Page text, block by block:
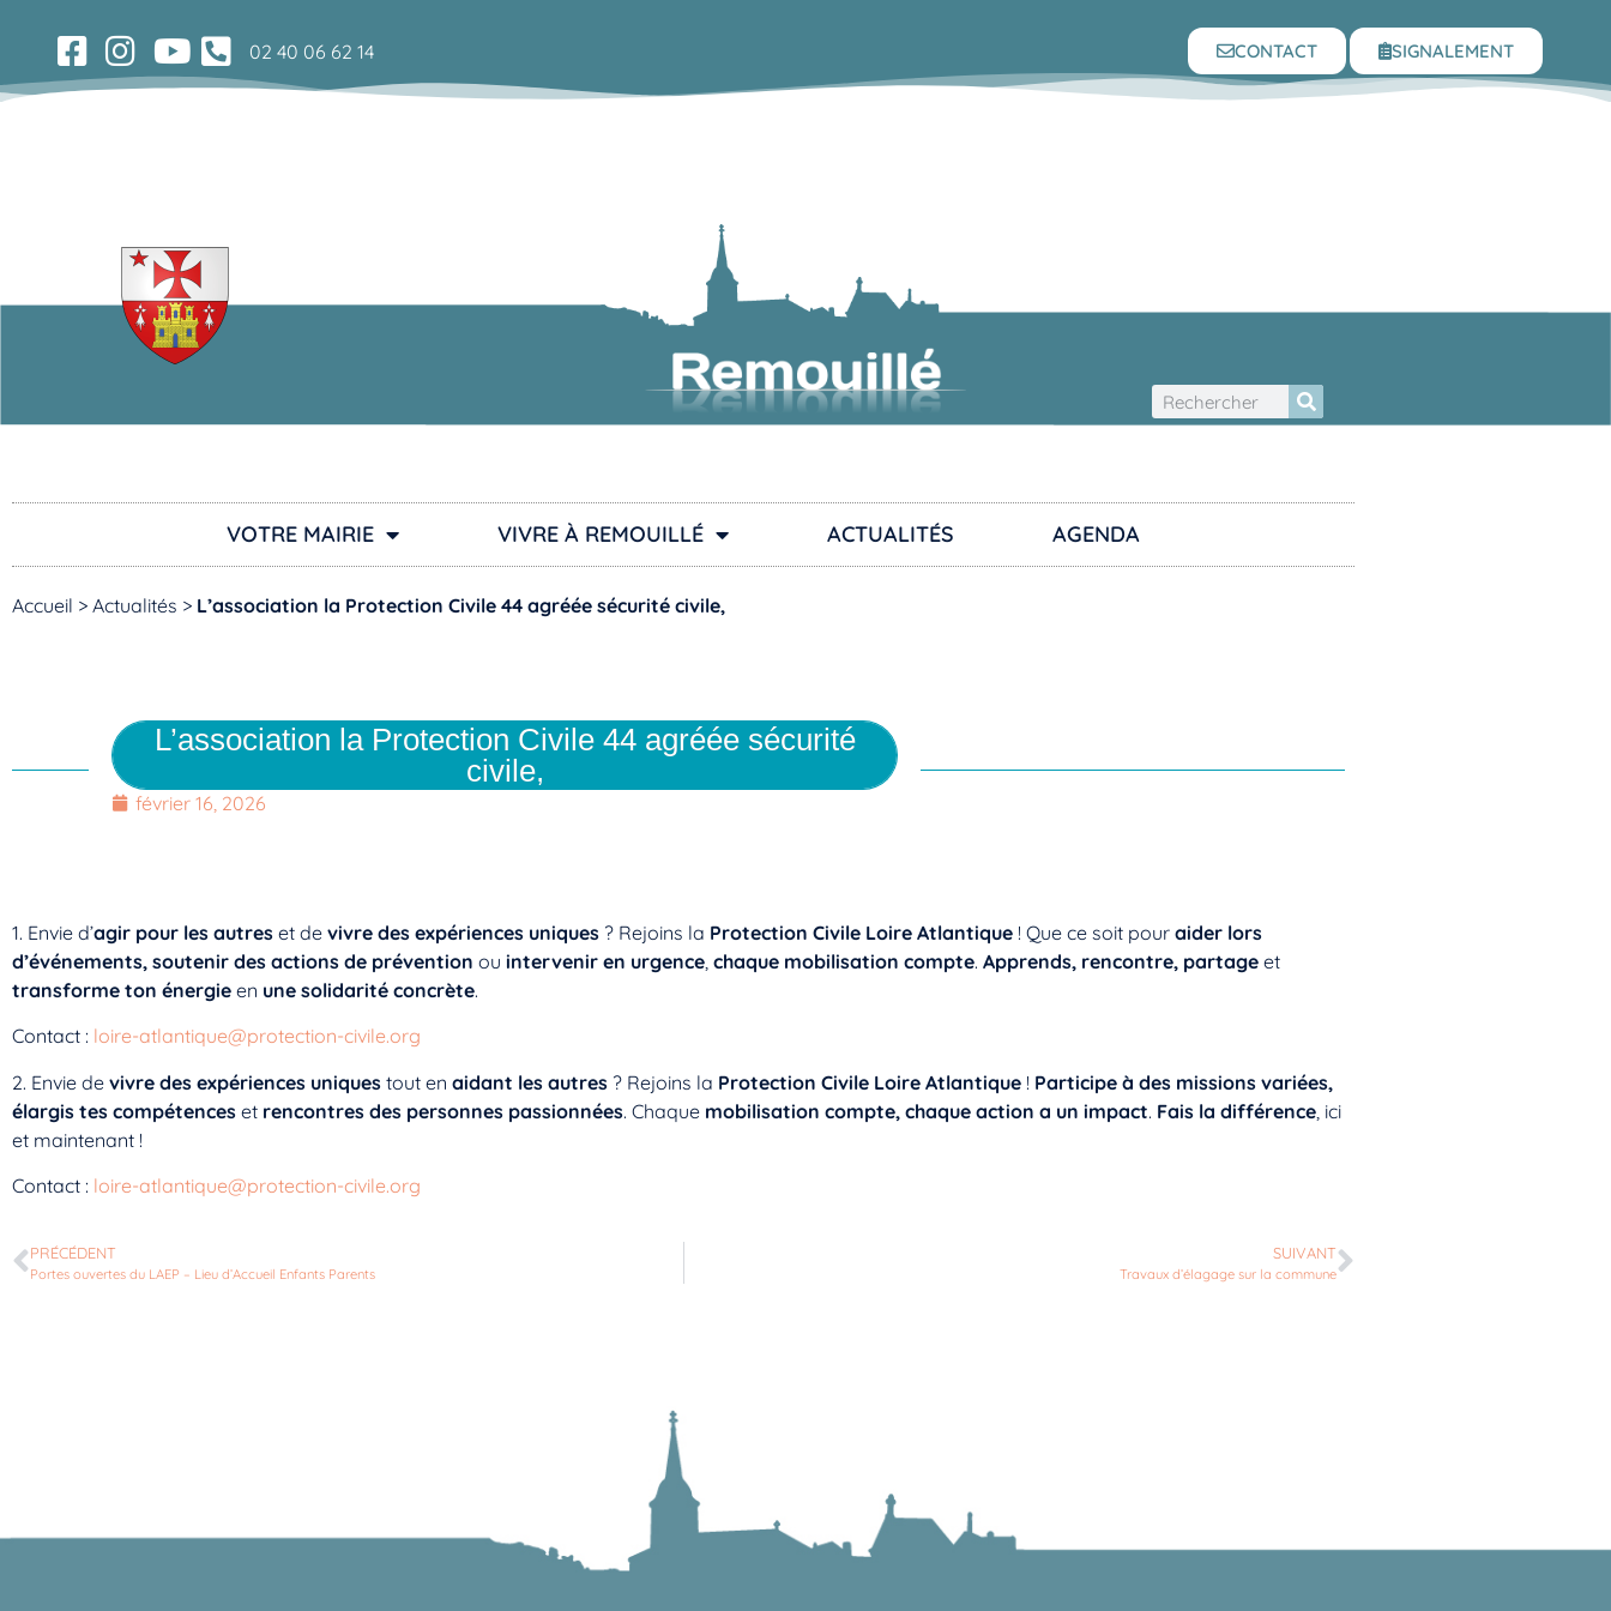
02 40 06 62 14 CONTACT SIGNALEMENT
VOTRE MAIRIE VIVRE À REMOUILLÉ ACTUALITÉS AGENDA
Accueil > Actualités > L’association la Protection Civile 44 agréée sécurité civile,
L’association la Protection Civile 44 agréée sécurité
civile,
février 16, 2026
1. Envie d’agir pour les autres et de vivre des expériences uniques ? Rejoins la Protection Civile Loire Atlantique ! Que ce soit pour aider lors
d’événements, soutenir des actions de prévention ou intervenir en urgence, chaque mobilisation compte. Apprends, rencontre, partage et
transforme ton énergie en une solidarité concrète.
Contact : loire-atlantique@protection-civile.org
2. Envie de vivre des expériences uniques tout en aidant les autres ? Rejoins la Protection Civile Loire Atlantique ! Participe à des missions variées,
élargis tes compétences et rencontres des personnes passionnées. Chaque mobilisation compte, chaque action a un impact. Fais la différence , ici
et maintenant !
Contact : loire-atlantique@protection-civile.org
PRÉCÉDENT
Portes ouvertes du LAEP – Lieu d’Accueil Enfants Parents
SUIVANT
Travaux d’élagage sur la commune